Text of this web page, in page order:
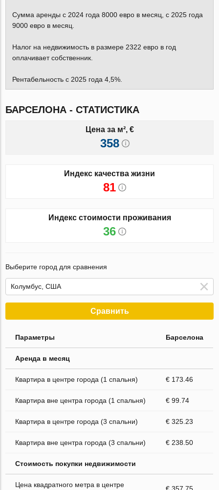
Сумма аренды с 2024 года 8000 евро в месяц, с 2025 года
9000 евро в месяц.
Налог на недвижимость в размере 2322 евро в год
оплачивает собственник.
Рентабельность с 2025 года 4,5%.
БАРСЕЛОНА - СТАТИСТИКА
Цена за м², €
358
Индекс качества жизни
81
Индекс стоимости проживания
36
Выберите город для сравнения
Сравнить
Параметры Барселона
Аренда в месяц
Квартира в центре города (1 спальня) € 173.46
Квартира вне центра города (1 спальня) € 99.74
Квартира в центре города (3 спальни) € 325.23
Квартира вне центра города (3 спальни) € 238.50
Стоимость покупки недвижимости
Цена квадратного метра в центре
€ 357.75